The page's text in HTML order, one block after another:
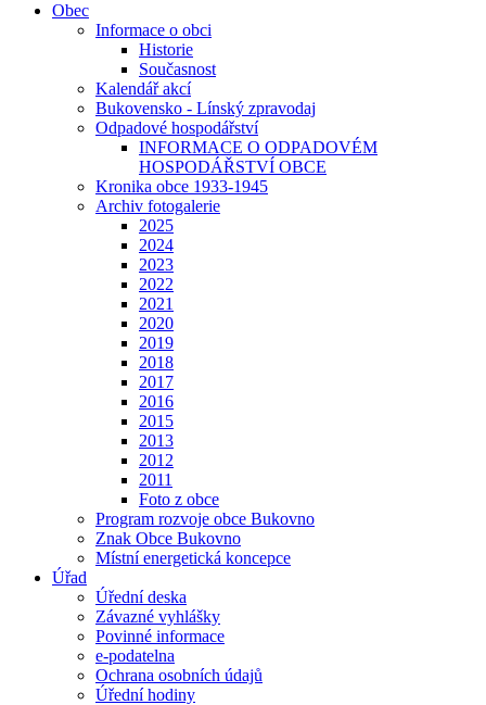
Obec
Informace o obci
Historie
Současnost
Kalendář akcí
Bukovensko - Línský zpravodaj
Odpadové hospodářství
INFORMACE O ODPADOVÉM
HOSPODÁŘSTVÍ OBCE
Kronika obce 1933-1945
Archiv fotogalerie
2025
2024
2023
2022
2021
2020
2019
2018
2017
2016
2015
2013
2012
2011
Foto z obce
Program rozvoje obce Bukovno
Znak Obce Bukovno
Místní energetická koncepce
Úřad
Úřední deska
Závazné vyhlášky
Povinné informace
e-podatelna
Ochrana osobních údajů
Úřední hodiny